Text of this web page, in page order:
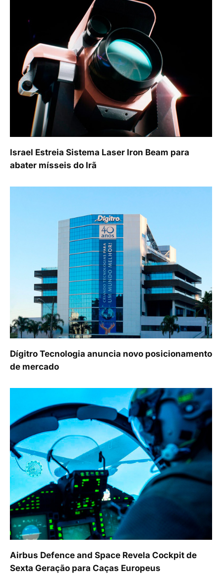
Israel Estreia Sistema Laser Iron Beam para
abater mísseis do Irã
Dígitro Tecnologia anuncia novo posicionamento
de mercado
Airbus Defence and Space Revela Cockpit de
Sexta Geração para Caças Europeus